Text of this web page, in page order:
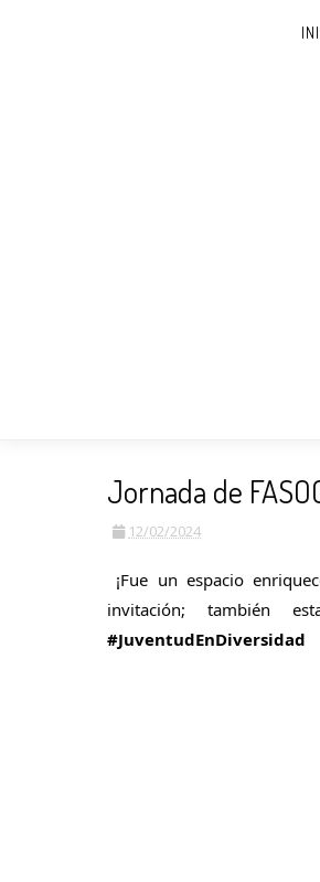
Jornada de
12/02/2024
¡Fue un espacio
invitación; también
#JuventudEnDiversidad